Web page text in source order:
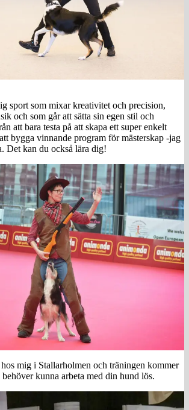
sport som mixar kreativitet och precision,
och som går att sätta sin egen stil och
att bara testa på att skapa ett super enkelt
bygga vinnande program för mästerskap -jag
Det kan du också lära dig!
mig i Stallarholmen och träningen kommer
kunna arbeta med din hund lös.